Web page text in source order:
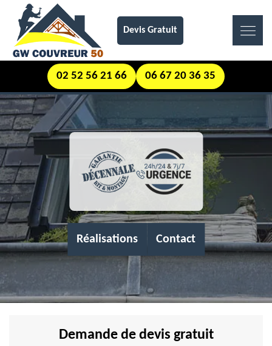
Devis Gratuit
02 52 56 21 66 06 67 20 36 35
Réalisations Contact
Demande de devis gratuit